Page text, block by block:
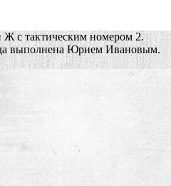
с тактическим номером 2.
выполнена Юрием Ивановым.